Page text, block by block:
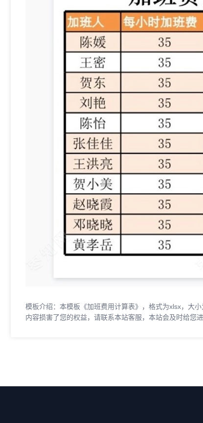
模板介绍：本模板《加班费用计算表》，格式为xlsx，大
内容损害了您的权益，请联系本站客服，本站会及时给您进